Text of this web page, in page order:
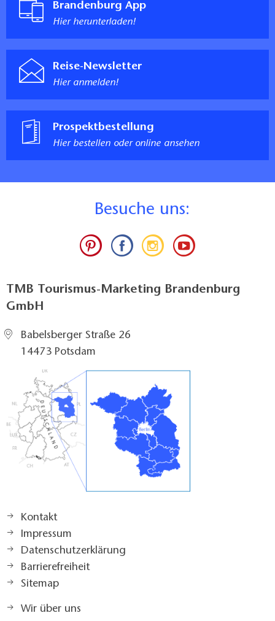
Brandenburg App
Hier herunterladen!
Reise-Newsletter
Hier anmelden!
Prospektbestellung
Hier bestellen oder online ansehen
Besuche uns:
TMB Tourismus-Marketing Brandenburg
GmbH
Babelsberger Straße 26
14473 Potsdam
Kontakt
Impressum
Datenschutzerklärung
Barrierefreiheit
Sitemap
Wir über uns